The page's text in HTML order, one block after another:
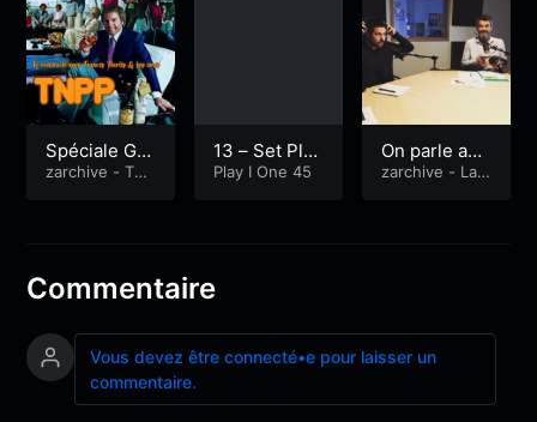
Spéciale Gro
ix
zarchive - Tou
13 – Set Play
ione45 80’s.
Play I One 45
On parle agri
culture et éc
zarchive - La
Commentaire
Vous devez être connecté•e pour laisser un
commentaire.